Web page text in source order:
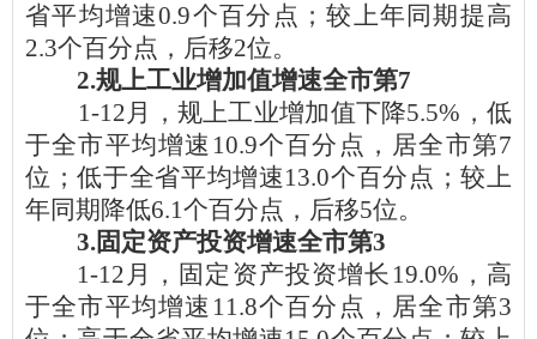
省平均增速0.9个百分点； 较上年同期提高
2.3个百分点，后移2位。
2.规上工业增加值增速全市第7
1-12月， 规上工业增加值下降5.5%，低
于全市平均增速10.9个百分点，居全市第7
位；低于全省平均增速13.0个百分点；较上
年同期降低6.1个百分点，后移5位。
3.固定资产投资增速全市第3
1-12月， 固定资产投资增长19.0%，高
于全市平均增速11.8个百分点，居全市第3